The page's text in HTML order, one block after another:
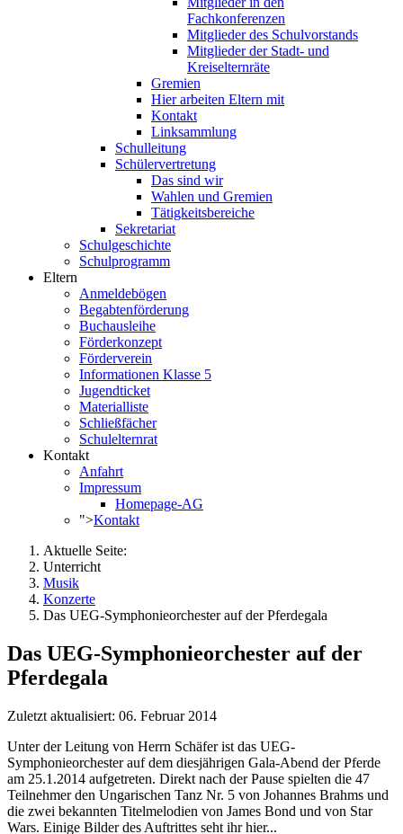
Fachkonferenzen
Mitglieder des Schulvorstands
Mitglieder der Stadt- und
Kreiselternräte
Gremien
Hier arbeiten Eltern mit
Kontakt
Linksammlung
Schulleitung
Schülervertretung
Das sind wir
Wahlen und Gremien
Tätigkeitsbereiche
Sekretariat
Schulgeschichte
Schulprogramm
Eltern
Anmeldebögen
Begabtenförderung
Buchausleihe
Förderkonzept
Förderverein
Informationen Klasse 5
Jugendticket
Materialliste
Schließfächer
Schulelternrat
Kontakt
Anfahrt
Impressum
Homepage-AG
">Kontakt
Aktuelle Seite:
Unterricht
Musik
Konzerte
Das UEG-Symphonieorchester auf der Pferdegala
Das UEG-Symphonieorchester auf der
Pferdegala
Zuletzt aktualisiert: 06. Februar 2014
Unter der Leitung von Herrn Schäfer ist das UEG-
Symphonieorchester auf dem diesjährigen Gala-Abend der Pferde
am 25.1.2014 aufgetreten. Direkt nach der Pause spielten die 47
Teilnehmer den Ungarischen Tanz Nr. 5 von Johannes Brahms und
die zwei bekannten Titelmelodien von James Bond und von Star
Wars. Einige Bilder des Auftrittes seht ihr hier...